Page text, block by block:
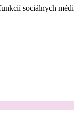
sociálnych